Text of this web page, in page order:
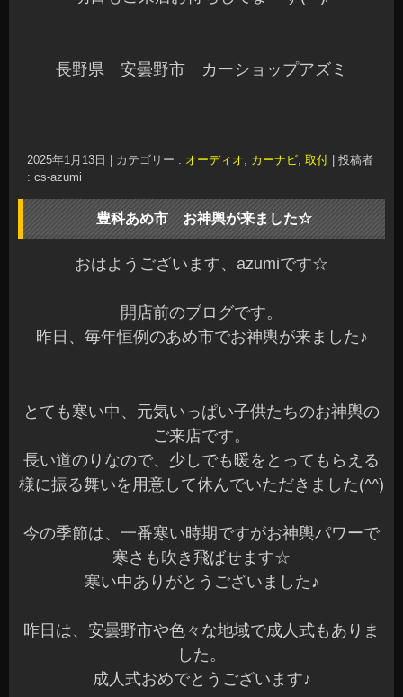
長野県 安曇野市 カーショップアズミ
2025年1月13日 カテゴリー : オーディオ, カーナビ, 取付
投稿者
: cs-azumi
豊科あめ市 お神輿が来ました☆
おはようございます、azumiです☆
開店前のブログです。
昨日、毎年恒例のあめ市でお神輿が来ました♪
とても寒い中、元気いっぱい子供たちのお神輿の
ご来店です。
長い道のりなので、少しでも暖をとってもらえる
様に振る舞いを用意して休んでいただきました(^^)
今の季節は、一番寒い時期ですがお神輿パワーで
寒さも吹き飛ばせます☆
寒い中ありがとうございました♪
昨日は、安曇野市や色々な地域で成人式もありま
した。
成人式おめでとうございます♪